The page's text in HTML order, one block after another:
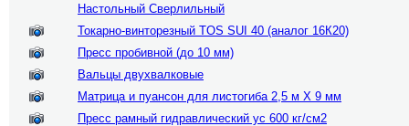
Настольный Сверлильный
Токарно-винторезный TOS SUI 40 (аналог 16К20)
Пресс пробивной (до 10 мм)
Вальцы двухвалковые
Матрица и пуансон для листогиба 2,5 м Х 9 мм
Пресс рамный гидравлический ус 600 кг/см2